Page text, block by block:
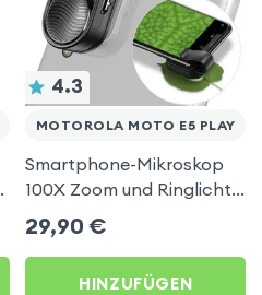
4.3
MOTOROLA MOTO E5 PLAY
Smartphone-Mikroskop
100X Zoom und Ringlicht
mit Schiebedeckel,
30mAh - Schwarz für
Motorola Moto E5 Play
29,90 €
HINZUFÜGEN